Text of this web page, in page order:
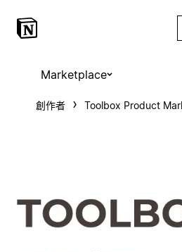
Marketplace
創作者 Toolbox Product